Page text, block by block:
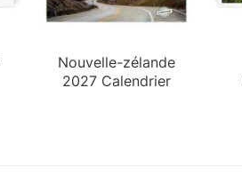
Nouvelle-zélande
2027 Calendrier